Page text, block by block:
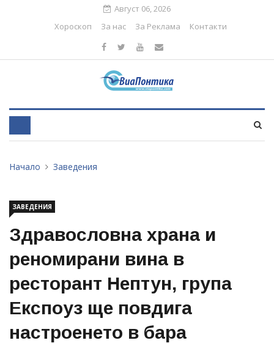
Август 06, 2026
Хороскоп
За нас За Реклама Контакти
Начало Заведения
ЗАВЕДЕНИЯ
Здравословна храна и
реномирани вина в
ресторант Нептун, група
Експоуз ще повдига
настроенето в бара